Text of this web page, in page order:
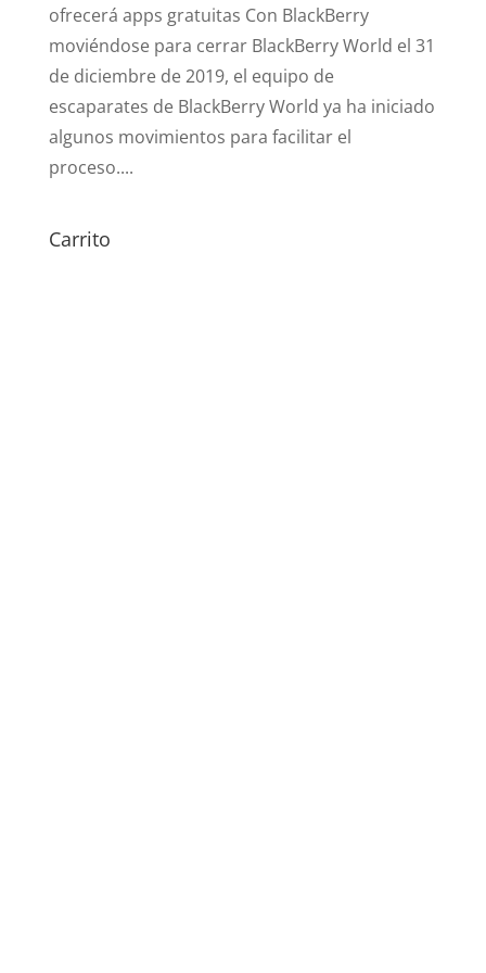
ofrecerá apps gratuitas Con BlackBerry
moviéndose para cerrar BlackBerry World el 31
de diciembre de 2019, el equipo de
escaparates de BlackBerry World ya ha iniciado
algunos movimientos para facilitar el
proceso....
Carrito